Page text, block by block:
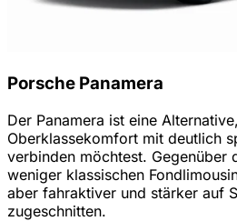
Porsche Panamera
Der Panamera ist eine
Oberklassekomfort mit deutlich
verbinden möchtest. Gegenüber
weniger klassischen
aber fahraktiver und stärker auf
zugeschnitten.